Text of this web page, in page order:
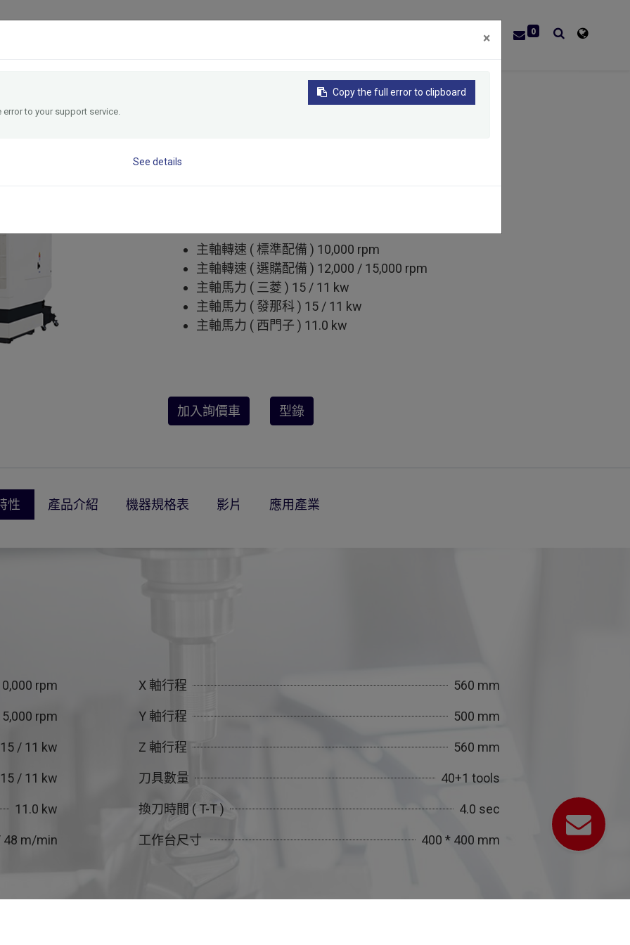
虛擬展覽館 0
主軸轉速 ( 標準配備 ) 10,000 rpm
主軸轉速 ( 選購配備 ) 12,000 / 15,000 rpm
主軸馬力 ( 三菱 ) 15 / 11 kw
主軸馬力 ( 發那科 ) 15 / 11 kw
主軸馬力 ( 西門子 ) 11.0 kw
型錄
加入詢價車
性​ 產品介紹 機器規格表 影片 應用產業
rpm
rpm
15 / 11 kw
15 / 11 kw
11.0 kw
48 m/min
X 軸行程 560 mm
Y 軸行程 500 mm
Z 軸行程 560 mm
刀具數量 40+1 tools
換刀時間 ( T-T ) 4.0 sec
工作台尺寸 400 * 400 mm
×
Copy the full error to clipboard
to your support service.
See details